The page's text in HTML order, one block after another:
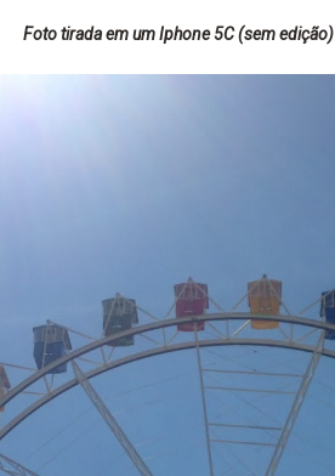
Foto tirada em um Iphone 5C (sem edição)